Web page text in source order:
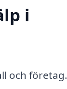
i
och företag.